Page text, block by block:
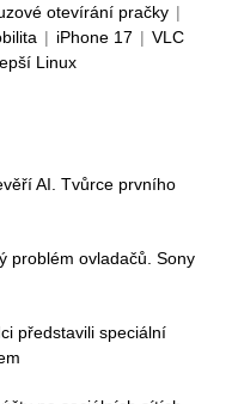
otevírání pračky |
| iPhone 17 | VLC
Linux
AI. Tvůrce prvního
problém ovladačů. Sony
představili speciální